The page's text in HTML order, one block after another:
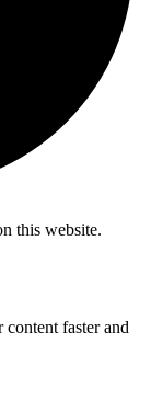
this website.
faster and